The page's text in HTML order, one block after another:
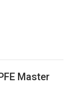
Master